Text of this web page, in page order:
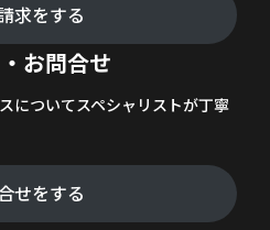
求をする
お問合せ
についてスペシャリストが丁寧
せをする